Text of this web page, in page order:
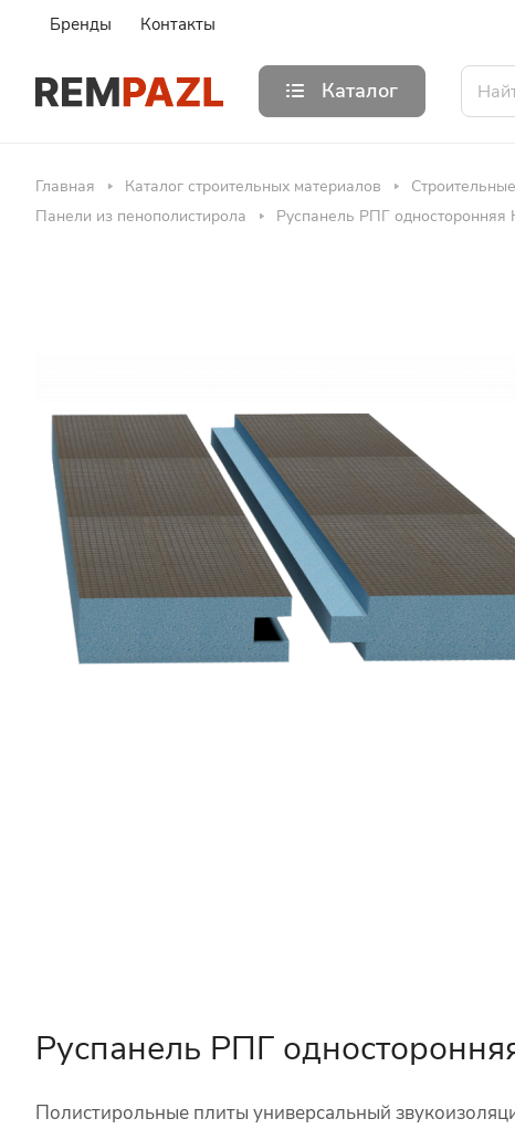
Бренды Контакты
Каталог
Главная Каталог строительных материалов
Панели из пенополистирола
Руспанель РПГ односторонняя
Руспанель РПГ
Полистирольные плиты универсальный